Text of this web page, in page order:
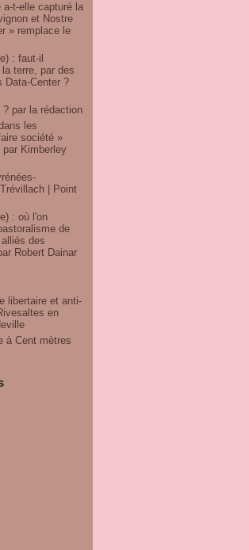
a-t-elle capturé la
et Nostre
» remplace le
: faut-il
terre, par des
Data-Center ?
par la rédaction
les
société »
par Kimberley
| Point
: où l'on
de
des
Robert Dainar
libertaire et anti-
en
à Cent mètres